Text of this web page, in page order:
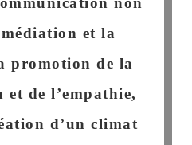
et la
promotion de la
et de l’empathie,
d’un climat